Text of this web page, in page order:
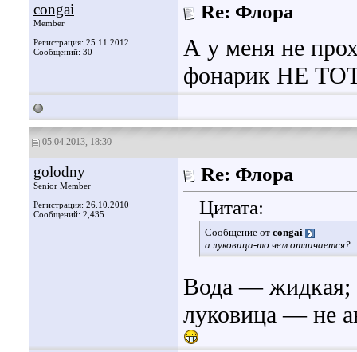
congai
Member
Регистрация: 25.11.2012
Сообщений: 30
Re: Флора
А у меня не
фонарик НЕ
05.04.2013, 18:30
golodny
Senior Member
Регистрация: 26.10.2010
Сообщений: 2,435
Re: Флора
Цитата:
Сообщение от congai
а луковица-то чем отличается?
Вода — жидкая;
луковица — не